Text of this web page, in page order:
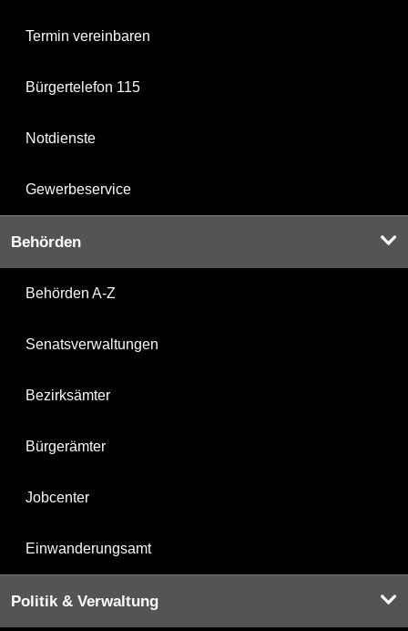
Termin vereinbaren
Bürgertelefon 115
Notdienste
Gewerbeservice
Behörden
Behörden A-Z
Senatsverwaltungen
Bezirksämter
Bürgerämter
Jobcenter
Einwanderungsamt
Politik & Verwaltung